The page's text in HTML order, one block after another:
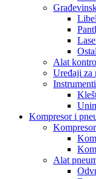
Alat
Uređaji za
Kompresor i
Alat